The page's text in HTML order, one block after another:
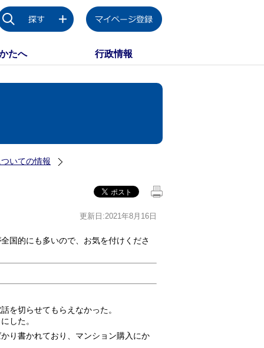
たへ 行政情報
いての情報
更新日:2021年8月16日
国的にも多いので、お気を付けくださ
を切らせてもらえなかった。
した。
り書かれており、マンション購入にか